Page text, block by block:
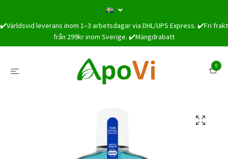
✔️Världsvid leverans inom 1–3 arbetsdagar via DHL/UPS Express. ✔️Fri frakt
från 299kr inom Sverige. ✔️Mängdrabatt
0